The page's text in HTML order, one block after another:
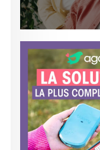
n
é
r